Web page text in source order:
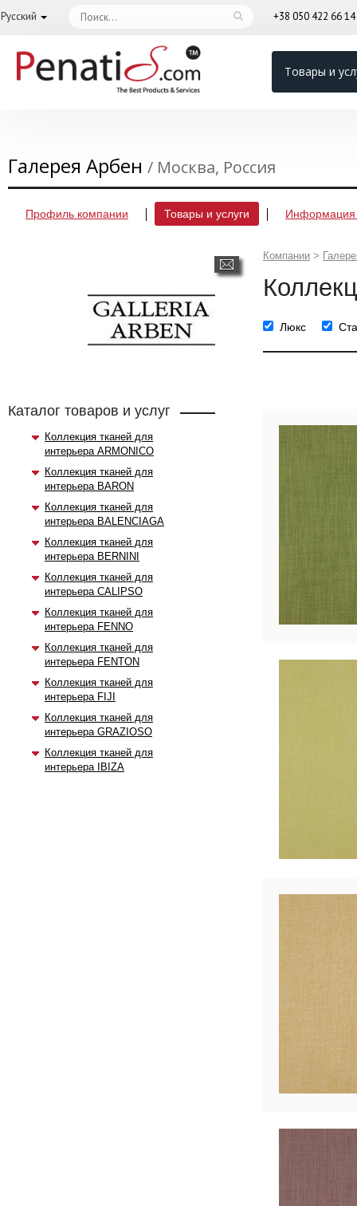
Русский +38 050 422 66 14
Товары и
Галерея Арбен / Москва, Россия
Профиль компании Товары и услуги Информация
Каталог товаров и услуг
Коллекция тканей для
интерьера ARMONICO
Коллекция тканей для
интерьера BARON
Коллекция тканей для
интерьера BALENCIAGA
Коллекция тканей для
интерьера BERNINI
Коллекция тканей для
интерьера CALIPSO
Коллекция тканей для
интерьера FENNO
Коллекция тканей для
интерьера FENTON
Коллекция тканей для
интерьера FIJI
Коллекция тканей для
интерьера GRAZIOSO
Коллекция тканей для
интерьера IBIZA
Компании >
Люкс